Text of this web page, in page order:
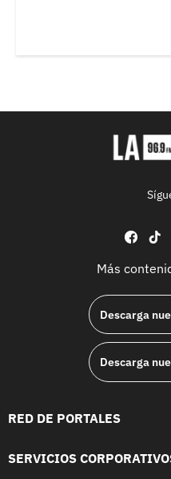
Más
Descarga
Descarga
RED DE PORTALES
SERVICIOS